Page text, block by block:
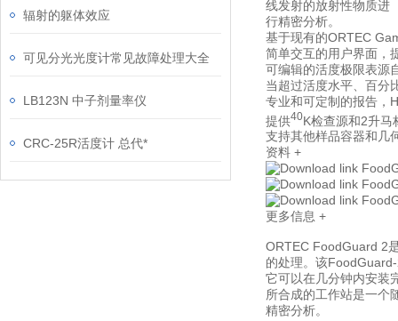
辐射的躯体效应
可见分光光度计常见故障处理大全
LB123N 中子剂量率仪
CRC-25R活度计 总代*
线发射的放射性物质进
行精密分析。
基于现有的ORTEC
简单交互的用户界面，
可编辑的活度极限表源
当超过活度水平、百分
专业和可定制的报告，
提供40K检查源和2升马
支持其他样品容器和几
资料 +
更多信息 +
ORTEC FoodGuard 2
的处理。该
它可以在几分钟内安装
所合成的工作站是一个
精密分析。